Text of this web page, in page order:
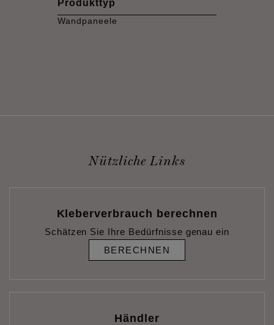
Produkttyp
Wandpaneele
Nützliche Links
Kleberverbrauch berechnen
Schätzen Sie Ihre Bedürfnisse genau ein
BERECHNEN
Händler